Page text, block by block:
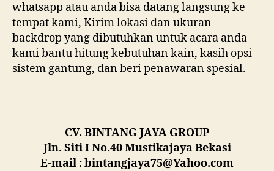
whatsapp atau anda bisa datang langsung ke
tempat kami, Kirim lokasi dan ukuran
backdrop yang dibutuhkan untuk acara anda
kami bantu hitung kebutuhan kain, kasih opsi
sistem gantung, dan beri penawaran spesial.
CV. BINTANG JAYA GROUP
Jln. Siti I No.40 Mustikajaya Bekasi
E-mail : bintangjaya75@Yahoo.com